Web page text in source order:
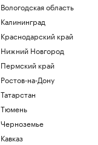
Вологодская область
Калининград
Краснодарский край
Нижний Новгород
Пермский край
Ростов-на-Дону
Татарстан
Тюмень
Черноземье
Кавказ